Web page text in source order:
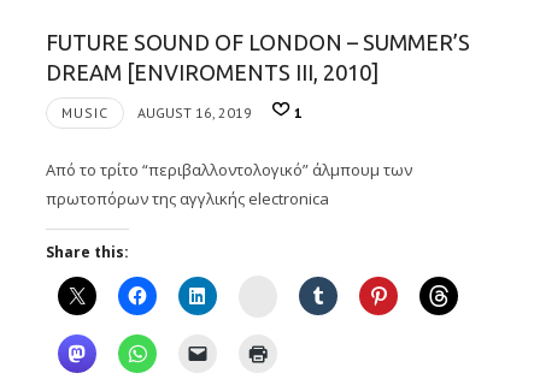
FUTURE SOUND OF LONDON – SUMMER’S
DREAM [ENVIROMENTS III, 2010]
MUSIC AUGUST 16, 2019 1
Από το τρίτο “περιβαλλοντολογικό” άλμπουμ των
πρωτοπόρων της αγγλικής electronica
Share this:
Instagram